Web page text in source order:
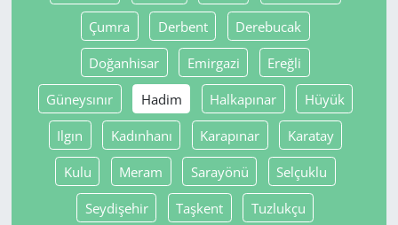
Çumra Derbent Derebucak
Doğanhisar Emirgazi Ereğli
Güneysınır Hadim Halkapınar Hüyük
Ilgın Kadınhanı Karapınar Karatay
Kulu Meram Sarayönü Selçuklu
Seydişehir Taşkent Tuzlukçu